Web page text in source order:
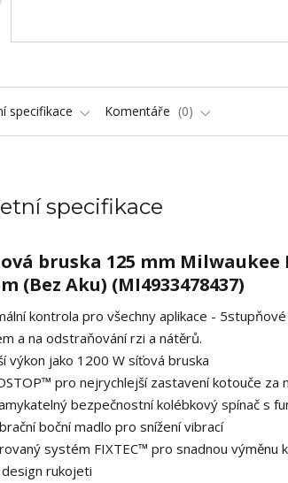
specifikace Komentáře 0
specifikace
bruska 125 mm Milwaukee
(Bez Aku) (MI4933478437)
kontrola pro všechny aplikace -
a na odstraňování rzi a nátěrů.
výkon jako 1200 W síťová bruska
pro nejrychlejší zastavení kotouče za
bezpečnostní kolébkový spínač s
boční madlo pro snížení vibrací
systém FIXTEC™ pro snadnou výměnu
rukojeti